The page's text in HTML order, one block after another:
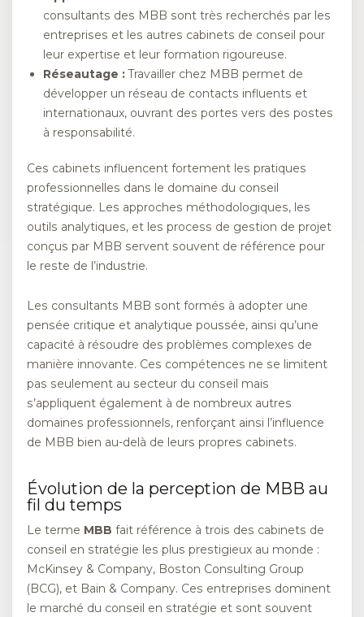
consultants des MBB sont très recherchés par les
entreprises et les autres cabinets de conseil pour
leur expertise et leur formation rigoureuse.
Réseautage :Travailler chez MBB permet de
développer un réseau de contacts influents et
internationaux, ouvrant des portes vers des postes
à responsabilité.
Ces cabinets influencent fortement les pratiques
professionnelles dans le domaine du conseil
stratégique. Les approches méthodologiques, les
outils analytiques, et les process de gestion de projet
conçus par MBB servent souvent de référence pour
le reste de l’industrie.
Les consultants MBB sont formés à adopter une
pensée critique et analytique poussée, ainsi qu’une
capacité à résoudre des problèmes complexes de
manière innovante. Ces compétences ne se limitent
pas seulement au secteur du conseil mais
s’appliquent également à de nombreux autres
domaines professionnels, renforçant ainsi l’influence
de MBB bien au-delà de leurs propres cabinets.
Évolution de la perception de MBB au
fil du temps
Le terme MBB fait référence à trois des cabinets de
conseil en stratégie les plus prestigieux au monde :
McKinsey & Company, Boston Consulting Group
(BCG), et Bain & Company. Ces entreprises dominent
le marché du conseil en stratégie et sont souvent